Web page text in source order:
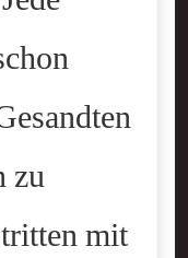
zu
mit